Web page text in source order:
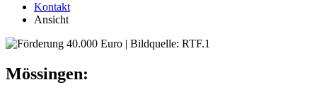
Kontakt
Ansicht
Mössingen: